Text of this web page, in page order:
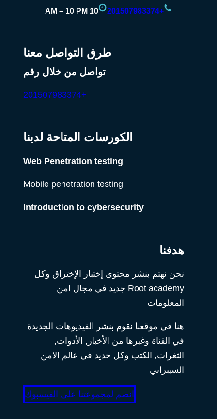
+201507983374
10 AM – 10 PM
طرق التواصل معنا
تواصل من خلال رقم
+201507983374
الكورسات المتاحة لدينا
Web Penetration testing
Mobile penetration testing
Introduction to cybersecurity
هدفنا
نحن نهتم بنشر محتوى إختبار الإختراق وكل
Root academy جديد في مجال امن
المعلومات
هنا في موقعنا نقوم بنشر الفيديوهات الجديدة
في القناة وغيرها من الأخبار, الأدوات,
الثغرات, الكتب وكل جديد في عالم الامن
السيبراني
انضم لمجموعتنا على الفيسبوك